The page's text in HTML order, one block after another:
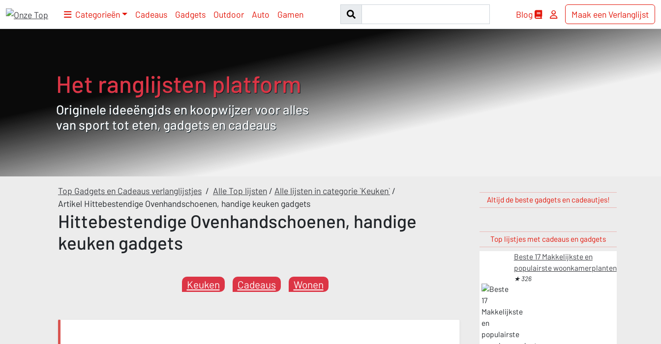
Categorieën Cadeaus Gadgets Outdoor Auto Gamen Blog Maak een Verlanglijst
Het ranglijsten platform
Originele ideeëngids en koopwijzer voor alles
van sport tot eten, gadgets en cadeaus
Top Gadgets en Cadeaus verlanglijstjes / Alle Top lijsten / Alle lijsten in categorie `Keuken` /
Artikel Hittebestendige Ovenhandschoenen, handige keuken gadgets
Hittebestendige Ovenhandschoenen, handige
keuken gadgets
Keuken Cadeaus Wonen
Altijd de beste gadgets en cadeautjes!
Top lijstjes met cadeaus en gadgets
Beste 17 Makkelijkste en
populairste woonkamerplanten
★ 326